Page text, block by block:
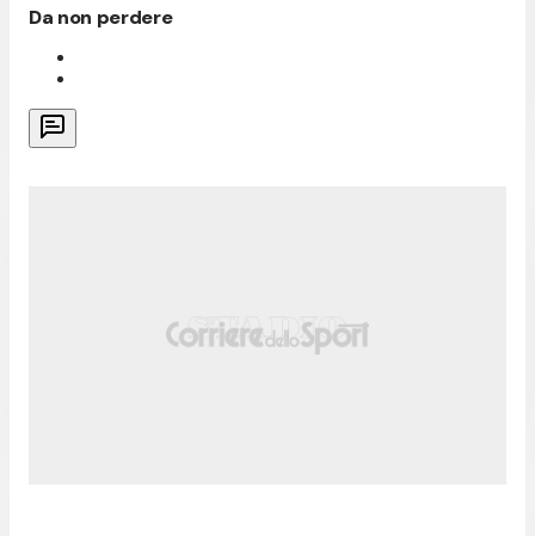
Da non perdere